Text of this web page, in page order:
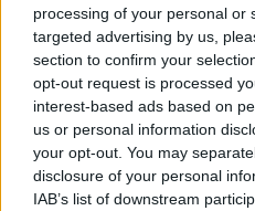
processing of your personal or
targeted advertising by us,
section to confirm your
opt-out request is processed
interest-based ads based on
us or personal information
your opt-out. You may
disclosure of your personal
IAB’s list of downstream